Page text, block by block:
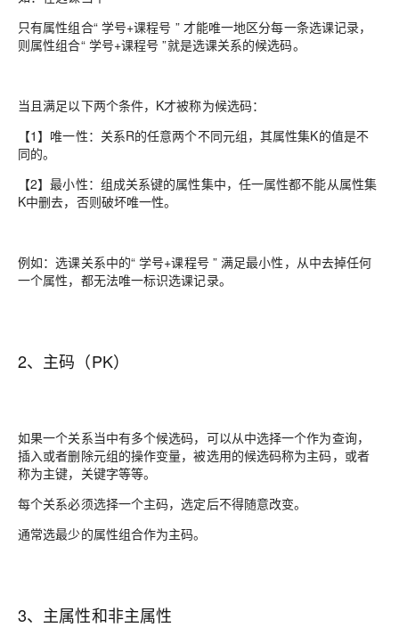
只有属性组合“ 学号+课程号 ” 才能唯一地区分每一条选课记录，
则属性组合“ 学号+课程号 ”就是选课关系的候选码。
当且满足以下两个条件，K才被称为候选码：
【1】唯一性：关系R的任意两个不同元组，其属性集K的值是不
同的。
【2】最小性：组成关系键的属性集中，任一属性都不能从属性集
K中删去，否则破坏唯一性。
例如：选课关系中的“ 学号+课程号 ” 满足最小性，从中去掉任何
一个属性，都无法唯一标识选课记录。
2、主码（PK）
如果一个关系当中有多个候选码，可以从中选择一个作为查询，
插入或者删除元组的操作变量，被选用的候选码称为主码，或者
称为主键，关键字等等。
每个关系必须选择一个主码，选定后不得随意改变。
通常选最少的属性组合作为主码。
3、主属性和非主属性